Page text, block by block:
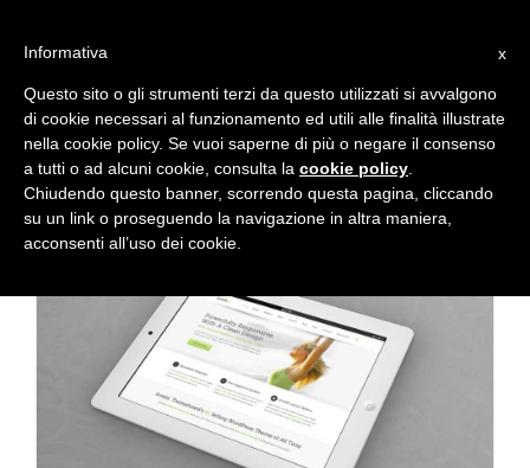
contenuto
Design
x
Informativa
Questo sito o gli strumenti terzi da questo utilizzati si avvalgono
di cookie necessari al funzionamento ed utili alle finalità illustrate
nella cookie policy. Se vuoi saperne di più o negare il consenso
a tutti o ad alcuni cookie, consulta la cookie policy
Chiudendo questo banner, scorrendo questa pagina, cliccando
su un link o proseguendo la navigazione in altra maniera,
acconsenti all’uso dei cookie.